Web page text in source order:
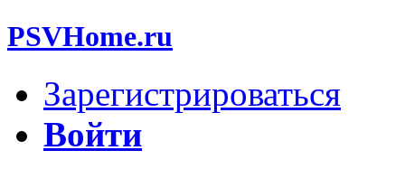
PSVHome.ru
Зарегистрироваться
Войти